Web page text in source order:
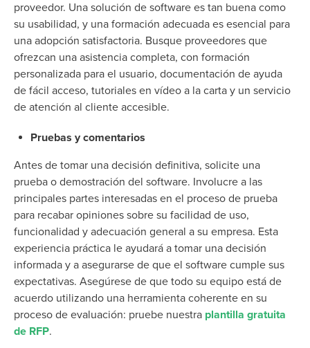
proveedor. Una solución de software es tan buena como
su usabilidad, y una formación adecuada es esencial para
una adopción satisfactoria. Busque proveedores que
ofrezcan una asistencia completa, con formación
personalizada para el usuario, documentación de ayuda
de fácil acceso, tutoriales en vídeo a la carta y un servicio
de atención al cliente accesible.
Pruebas y comentarios
Antes de tomar una decisión definitiva, solicite una
prueba o demostración del software. Involucre a las
principales partes interesadas en el proceso de prueba
para recabar opiniones sobre su facilidad de uso,
funcionalidad y adecuación general a su empresa. Esta
experiencia práctica le ayudará a tomar una decisión
informada y a asegurarse de que el software cumple sus
expectativas. Asegúrese de que todo su equipo está de
acuerdo utilizando una herramienta coherente en su
proceso de evaluación: pruebe nuestra plantilla gratuita
de RFP.